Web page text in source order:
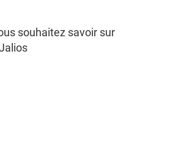
souhaitez savoir sur